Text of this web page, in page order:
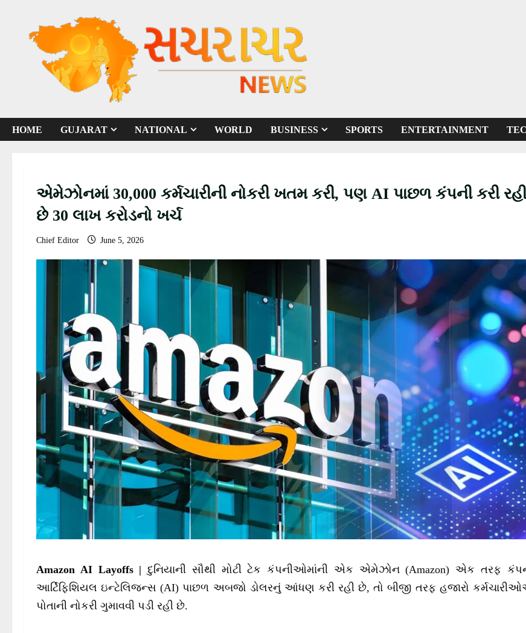
HOME GUJARAT NATIONAL WORLD BUSINESS SPORTS ENTERTAINMENT
એમેઝોનમાં 30,000 કર્મચારીની નોકરી ખતમ કરી, પણ AI પાછળ કંપની કરી રહી
છે 30 લાખ કરોડનો ખર્ચ
Chief Editor June 5, 2026
Amazon AI Layoffs | દુનિયાની સૌથી મોટી ટેક કંપનીઓમાંની એક એમેઝોન (Amazon) એક તરફ
આર્ટિફિશિયલ ઇન્ટેલિજન્સ (AI) પાછળ અબજો ડોલરનું આંધણ કરી રહી છે, તો બીજી તરફ હજારો
પોતાની નોકરી ગુમાવવી પડી રહી છે.